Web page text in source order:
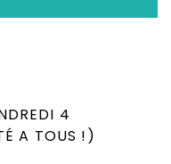
4
A TOUS !)